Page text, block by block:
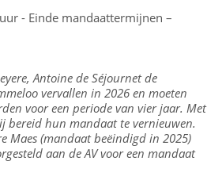
- Einde mandaattermijnen –
Antoine de Séjournet de
vervallen in 2026 en moeten
voor een periode van vier jaar. Met
bereid hun mandaat te vernieuwen.
Maes (mandaat beëindigd in 2025)
aan de AV voor een mandaat